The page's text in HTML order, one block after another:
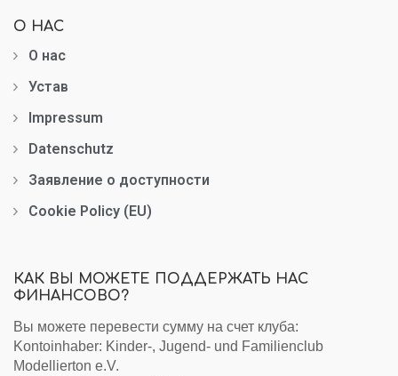
О НАС
О нас
Устав
Impressum
Datenschutz
Заявление о доступности
Cookie Policy (EU)
КАК ВЫ МОЖЕТЕ ПОДДЕРЖАТЬ НАС
ФИНАНСОВО?
Вы можете перевести сумму на счет клуба:
Kontoinhaber: Kinder-, Jugend- und Familienclub
Modellierton e.V.